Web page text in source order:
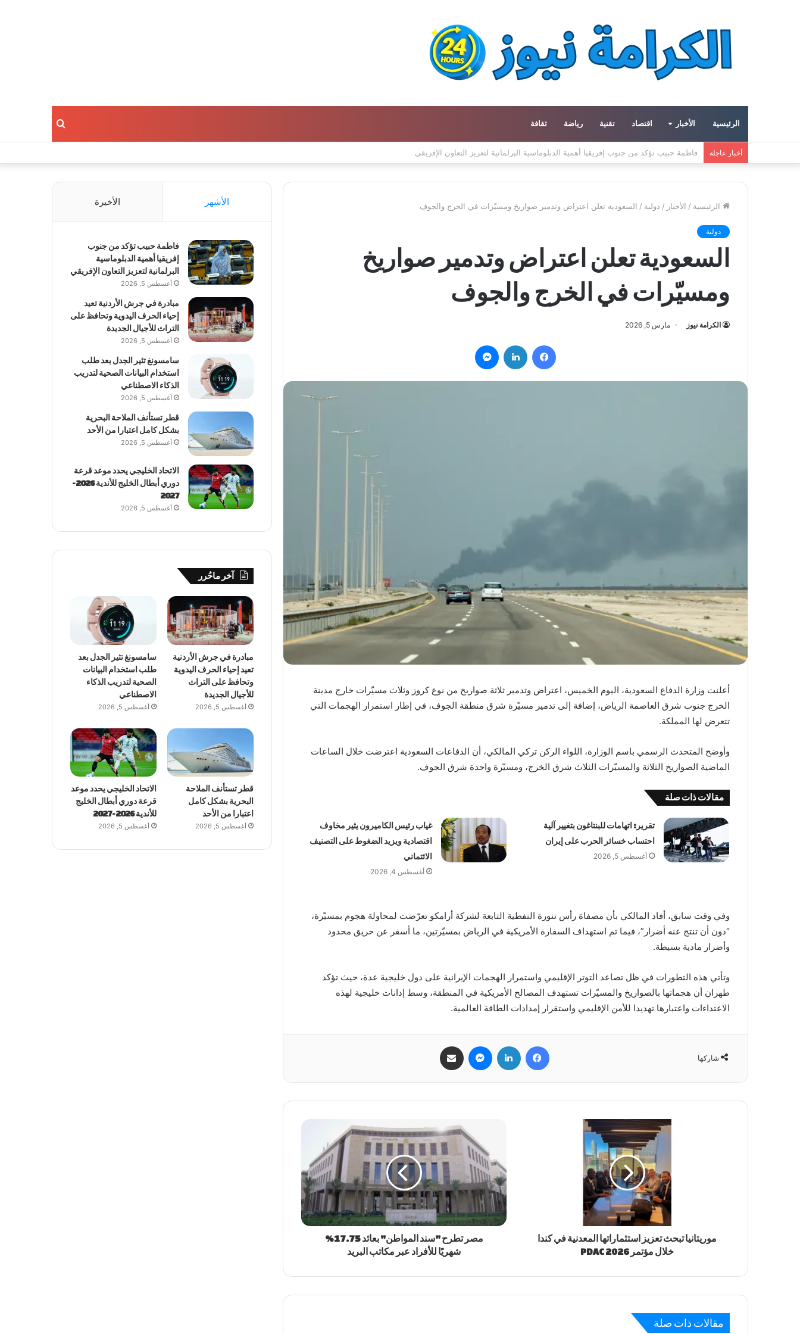
الرئيسية الأخبار اقتصاد تقنية رياضة ثقافة بحث
أخبار عاجلة مبادرة في جرش الأردنية تعيد إحياء الحرف اليدوية وتحافظ على التراث للأجيال الجديدة
الرئيسية / الأخبار / دولية / السعودية تعلن اعتراض وتدمير صواريخ ومسيّرات في الخرج والجوف
دولية
السعودية تعلن اعتراض وتدمير صواريخ
ومسيّرات في الخرج والجوف
الكرامة نيوز مارس 5, 2026
فيسبوك لينكدإن
أعلنت وزارة الدفاع السعودية، اليوم الخميس، اعتراض وتدمير ثلاثة صواريخ من نوع كروز وثلاث مسيّرات خارج مدينة
الخرج جنوب شرق العاصمة الرياض، إضافة إلى تدمير مسيّرة شرق منطقة الجوف، في إطار استمرار الهجمات التي
تتعرض لها المملكة.
وأوضح المتحدث الرسمي باسم الوزارة، اللواء الركن تركي المالكي، أن الدفاعات السعودية اعترضت خلال الساعات
الماضية الصواريخ الثلاثة والمسيّرات الثلاث شرق الخرج، ومسيّرة واحدة شرق الجوف.
مقالات ذات صلة
تقرير: اتهامات للبنتاغون بتغيير آلية
احتساب خسائر الحرب على إيران
أغسطس 5, 2026
غياب رئيس الكاميرون يثير مخاوف
اقتصادية ويزيد الضغوط على التصنيف
الائتماني
أغسطس 4, 2026
وفي وقت سابق، أفاد المالكي بأن مصفاة رأس تنورة النفطية التابعة لشركة أرامكو تعرّضت لمحاولة هجوم بمسيّرة،
“دون أن تنتج عنه أضرار”، فيما تم استهداف السفارة الأمريكية في الرياض بمسيّرتين، ما أسفر عن حريق محدود
وأضرار مادية بسيطة.
وتأتي هذه التطورات في ظل تصاعد التوتر الإقليمي واستمرار الهجمات الإيرانية على دول خليجية عدة، حيث تؤكد
طهران أن هجماتها بالصواريخ والمسيّرات تستهدف المصالح الأمريكية في المنطقة، وسط إدانات خليجية لهذه
الاعتداءات واعتبارها تهديدا للأمن الإقليمي واستقرار إمدادات الطاقة العالمية.
شاركها
فيسبوك لينكدإن ماسنجر
موريتانيا تبحث تعزيز استثماراتها المعدنية في كندا
خلال مؤتمر PDAC 2026
مصر تطرح "سند المواطن" بعائد 17.75%
شهريًا للأفراد عبر مكاتب البريد
مقالات ذات صلة
الأشهر الأخيرة
فاطمة حبيب تؤكد من جنوب
إفريقيا أهمية الدبلوماسية
البرلمانية لتعزيز التعاون الإفريقي
أغسطس 5, 2026
مبادرة في جرش الأردنية تعيد
إحياء الحرف اليدوية وتحافظ على
التراث للأجيال الجديدة
أغسطس 5, 2026
سامسونغ تثير الجدل بعد طلب
استخدام البيانات الصحية لتدريب
الذكاء الاصطناعي
أغسطس 5, 2026
قطر تستأنف الملاحة البحرية
بشكل كامل اعتبارا من الأحد
أغسطس 5, 2026
الاتحاد الخليجي يحدد موعد قرعة
دوري أبطال الخليج للأندية 2026-
2027
أغسطس 5, 2026
آخر ماحُرر
مبادرة في جرش الأردنية
تعيد إحياء الحرف اليدوية
وتحافظ على التراث
للأجيال الجديدة
أغسطس 5, 2026
سامسونغ تثير الجدل بعد
طلب استخدام البيانات
الصحية لتدريب الذكاء
الاصطناعي
أغسطس 5, 2026
قطر تستأنف الملاحة
البحرية بشكل كامل
اعتبارا من الأحد
أغسطس 5, 2026
الاتحاد الخليجي يحدد موعد
قرعة دوري أبطال الخليج
للأندية 2026-2027
أغسطس 5, 2026